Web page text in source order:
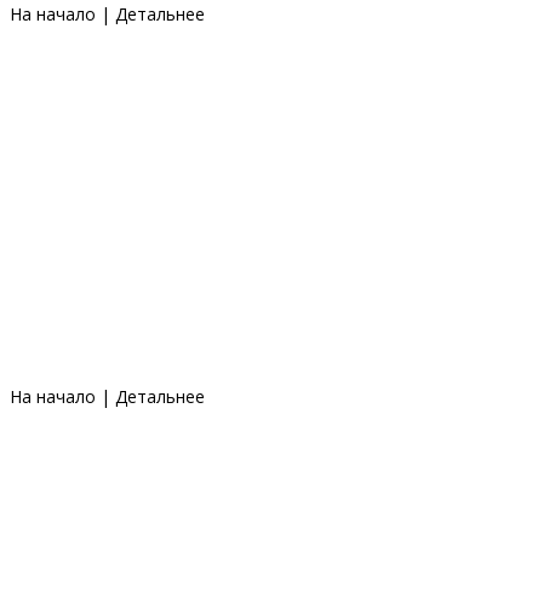
На начало | Детальнее
На начало | Детальнее